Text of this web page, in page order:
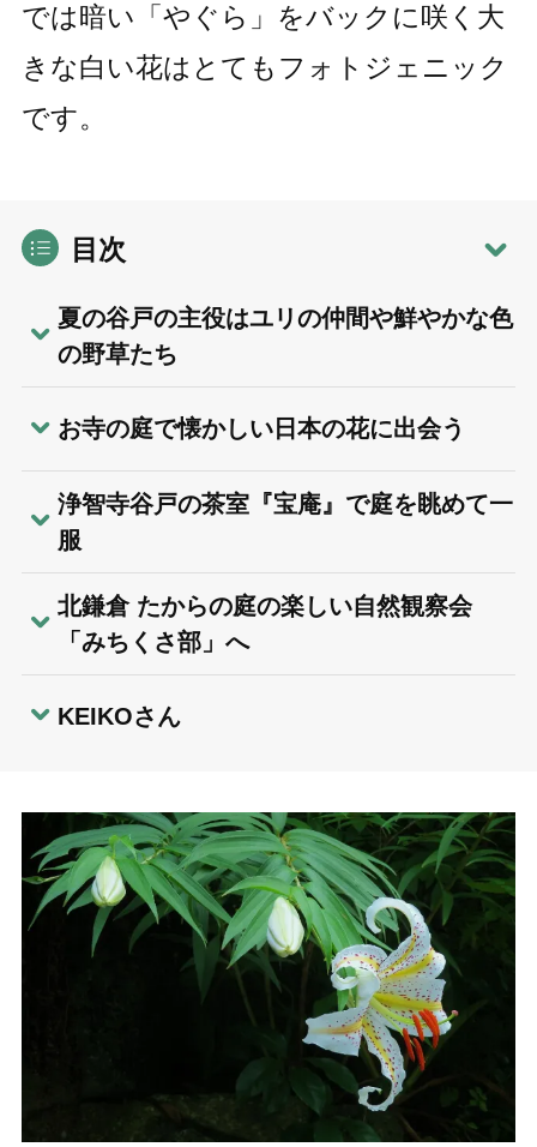
では暗い「やぐら」をバックに咲く大
きな白い花はとてもフォトジェニック
です。
目次
夏の谷戸の主役はユリの仲間や鮮やかな色
の野草たち
お寺の庭で懐かしい日本の花に出会う
浄智寺谷戸の茶室『宝庵』で庭を眺めて一
服
北鎌倉 たからの庭の楽しい自然観察会
「みちくさ部」へ
KEIKOさん